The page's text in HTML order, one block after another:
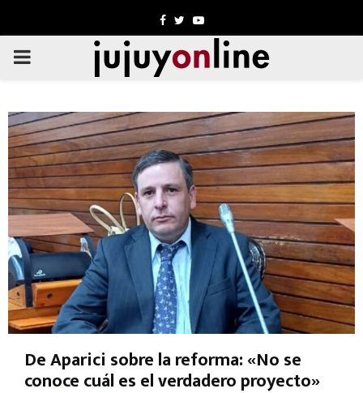
Facebook
TwitterYoutube
PRIMARY
De Aparici sobre la reforma: «No se
conoce cuál es el verdadero proyecto»